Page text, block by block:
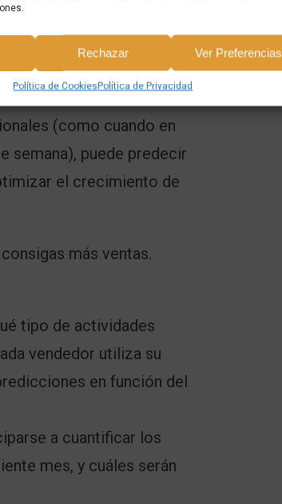
Rechazar Ver Preferencias
Política de CookiesPolítica de Privacidad
los datos de
(como cuando en
semana), puede predecir
el crecimiento de
más ventas.
tipo de actividades
vendedor utiliza su
en función del
a cuantificar los
mes, y cuáles serán